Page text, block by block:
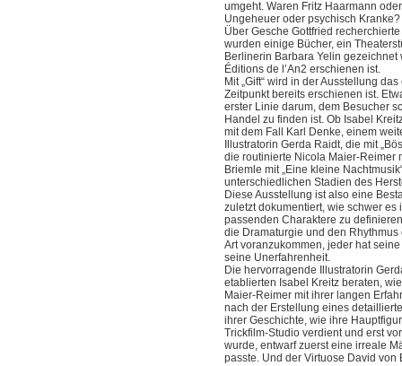
umgeht. Waren Fritz Haarmann
Ungeheuer oder psychisch
Über Gesche Gottfried
wurden einige Bücher, ein
Berlinerin Barbara Yelin
Éditions de l’An2 erschienen ist.
Mit „Gift“ wird in der Ausstellung
Zeitpunkt bereits erschienen ist.
erster Linie darum, dem Besucher
Handel zu finden ist. Ob Isabel
mit dem Fall Karl Denke, einem
Illustratorin Gerda Raidt, die mit
die routinierte Nicola Maier-Reimer
Briemle mit „Eine kleine
unterschiedlichen Stadien des
Diese Ausstellung ist also eine
zuletzt dokumentiert, wie schwer
passenden Charaktere zu
die Dramaturgie und den
Art voranzukommen, jeder hat
seine Unerfahrenheit.
Die hervorragende Illustratorin
etablierten Isabel Kreitz beraten,
Maier-Reimer mit ihrer langen
nach der Erstellung eines
ihrer Geschichte, wie ihre
Trickfilm-Studio verdient und erst
wurde, entwarf zuerst eine irreale
passte. Und der Virtuose David